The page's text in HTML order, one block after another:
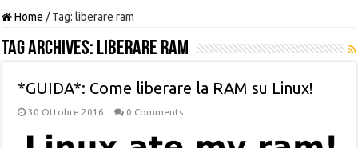
Home / Tag: liberare ram
Tag Archives: liberare ram
*GUIDA*: Come liberare la RAM su Linux!
30 Ottobre 2016 0 Comments